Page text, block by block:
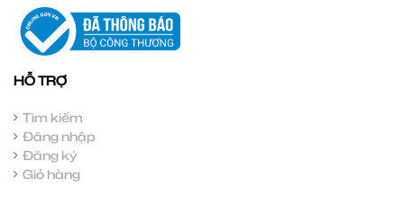
HỖ TRỢ
Tìm kiếm
Đăng nhập
Đăng ký
Giỏ hàng